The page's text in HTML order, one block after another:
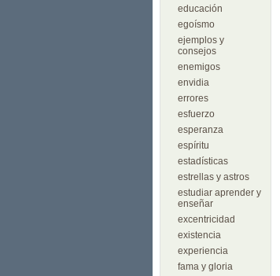
educación
egoísmo
ejemplos y
consejos
enemigos
envidia
errores
esfuerzo
esperanza
espíritu
estadísticas
estrellas y astros
estudiar aprender y
enseñar
excentricidad
existencia
experiencia
fama y gloria